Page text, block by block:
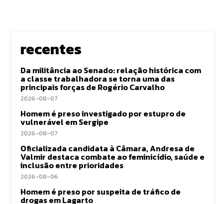
recentes
Da militância ao Senado: relação histórica com
a classe trabalhadora se torna uma das
principais forças de Rogério Carvalho
2026-08-07
Homem é preso investigado por estupro de
vulnerável em Sergipe
2026-08-07
Oficializada candidata à Câmara, Andresa de
Valmir destaca combate ao feminicídio, saúde e
inclusão entre prioridades
2026-08-06
Homem é preso por suspeita de tráfico de
drogas em Lagarto